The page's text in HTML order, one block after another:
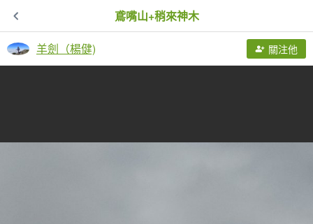
鳶嘴山+稍來神木
羊劍（楊健) 關注他